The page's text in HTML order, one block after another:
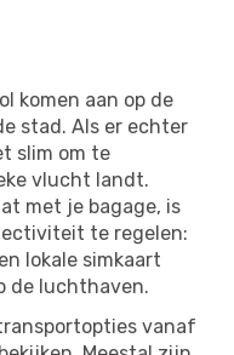
komen aan op de
stad. Als er echter
slim om te
vlucht landt.
met je bagage, is
te regelen:
lokale simkaart
de luchthaven.
vanaf